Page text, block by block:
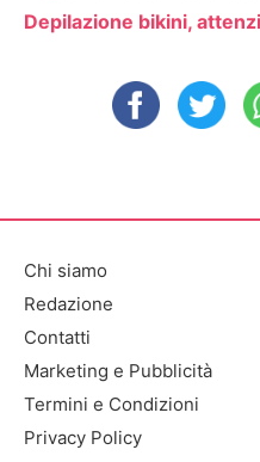
Depilazione bikini,
Chi siamo
Redazione
Contatti
Marketing e Pubblicità
Termini e Condizioni
Privacy Policy